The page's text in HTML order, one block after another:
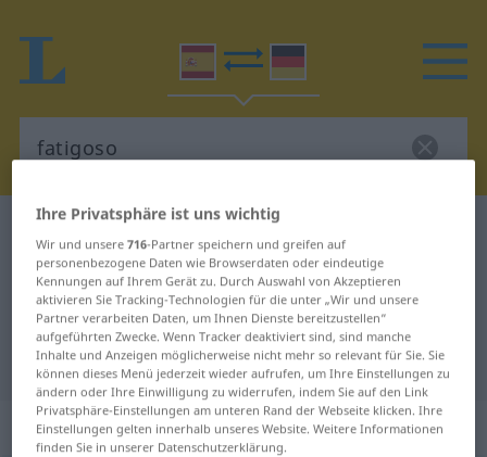
Spanisch-Deutsch Wörterbuch
Spanisch-Deutsch Übersetzung für
"fatigoso"
"fatigoso" Deutsch Übersetzung
„fatigoso“: adjetivo
Ihre Privatsphäre ist uns wichtig
Wir und unsere716-Partner speichern und greifen auf
personenbezogene Daten wie Browserdaten oder eindeutige
Kennungen auf Ihrem Gerät zu. Durch Auswahl von Akzeptieren
aktivieren Sie Tracking-Technologien für die unter „Wir und unsere
Partner verarbeiten Daten, um Ihnen Dienste bereitzustellen“
aufgeführten Zwecke. Wenn Tracker deaktiviert sind, sind manche
Inhalte und Anzeigen möglicherweise nicht mehr so relevant für Sie. Sie
können dieses Menü jederzeit wieder aufrufen, um Ihre Einstellungen zu
ändern oder Ihre Einwilligung zu widerrufen, indem Sie auf den Link
Privatsphäre-Einstellungen am unteren Rand der Webseite klicken. Ihre
Einstellungen gelten innerhalb unseres Website. Weitere Informationen
finden Sie in unserer Datenschutzerklärung.